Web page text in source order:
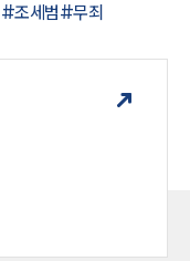
#조세범#무죄